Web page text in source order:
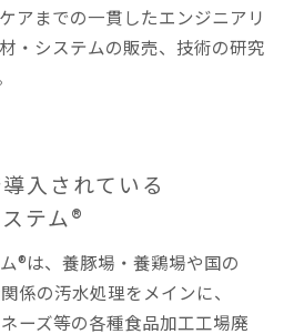
アまでの一貫したエンジニアリ
・システムの販売、技術の研究
入されている
テム®
®は、養豚場・養鶏場や国の
係の汚水処理をメインに、
ーズ等の各種食品加工工場廃